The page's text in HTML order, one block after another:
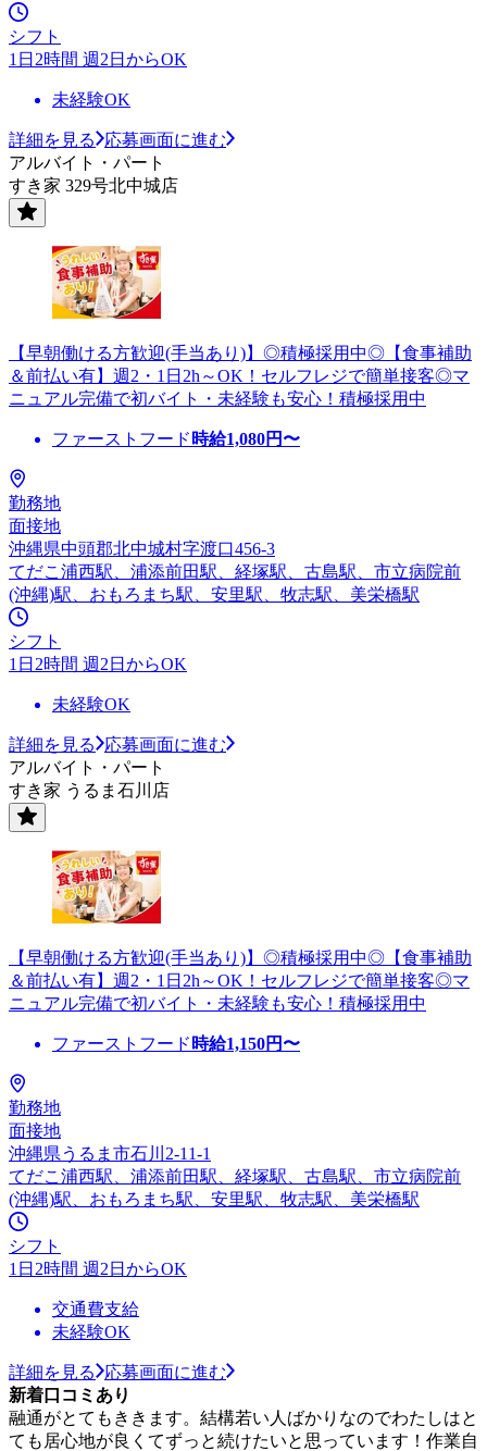
シフト
1日2時間 週2日からOK
未経験OK
詳細を見る
応募画面に進む
アルバイト・パート
すき家 329号北中城店
【早朝働ける方歓迎(手当あり)】◎積極採用中◎【食事補助
＆前払い有】週2・1日2h～OK！セルフレジで簡単接客◎マ
ニュアル完備で初バイト・未経験も安心！積極採用中
ファーストフード 時給1,080円〜
勤務地
面接地
沖縄県中頭郡北中城村字渡口456-3
てだこ浦西駅、浦添前田駅、経塚駅、古島駅、市立病院前
(沖縄)駅、おもろまち駅、安里駅、牧志駅、美栄橋駅
シフト
1日2時間 週2日からOK
未経験OK
詳細を見る
応募画面に進む
アルバイト・パート
すき家 うるま石川店
【早朝働ける方歓迎(手当あり)】◎積極採用中◎【食事補助
＆前払い有】週2・1日2h～OK！セルフレジで簡単接客◎マ
ニュアル完備で初バイト・未経験も安心！積極採用中
ファーストフード 時給1,150円〜
勤務地
面接地
沖縄県うるま市石川2-11-1
てだこ浦西駅、浦添前田駅、経塚駅、古島駅、市立病院前
(沖縄)駅、おもろまち駅、安里駅、牧志駅、美栄橋駅
シフト
1日2時間 週2日からOK
交通費支給
未経験OK
詳細を見る
応募画面に進む
新着口コミあり
融通がとてもききます。結構若い人ばかりなのでわたしはと
ても居心地が良くてずっと続けたいと思っています！作業自